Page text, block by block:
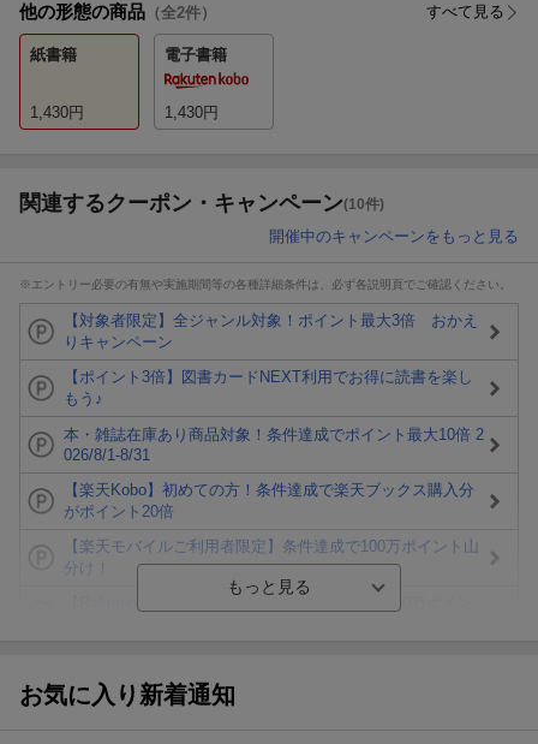
他の形態の商品 （全2件） すべて見る
紙書籍
1,430円
電子書籍
1,430円
関連するクーポン・キャンペーン(10件)
開催中のキャンペーンをもっと見る
※エントリー必要の有無や実施期間等の各種詳細条件は、必ず各説明頁でご確認ください。
【対象者限定】全ジャンル対象！ポイント最大3倍 おかえ
りキャンペーン
【ポイント3倍】図書カードNEXT利用でお得に読書を楽し
もう♪
本・雑誌在庫あり商品対象！条件達成でポイント最大10倍 2
026/8/1-8/31
【楽天Kobo】初めての方！条件達成で楽天ブックス購入分
がポイント20倍
【楽天モバイルご利用者限定】条件達成で100万ポイント山
分け！
が当たる！
お気に入り新着通知